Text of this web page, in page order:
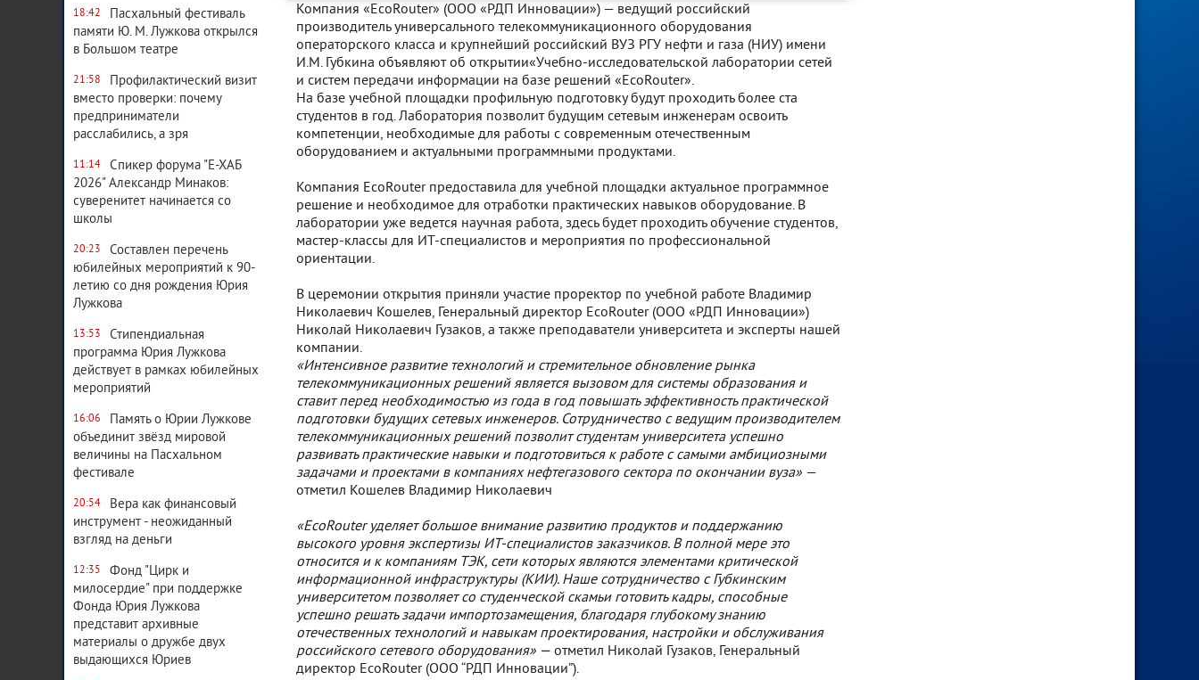
18:42
Пасхальный фестиваль
памяти Ю. М. Лужкова открылся
в Большом театре
21:58
Профилактический визит
вместо проверки: почему
предприниматели
расслабились, а зря
11:14
Спикер форума "Е-ХАБ
2026" Александр Минаков:
суверенитет начинается со
школы
20:23
Составлен перечень
юбилейных мероприятий к 90-
летию со дня рождения Юрия
Лужкова
13:53
Стипендиальная
программа Юрия Лужкова
действует в рамках юбилейных
мероприятий
16:06
Память о Юрии Лужкове
объединит звёзд мировой
величины на Пасхальном
фестивале
20:54
Вера как финансовый
инструмент - неожиданный
взгляд на деньги
12:35
Фонд "Цирк и
милосердие" при поддержке
Фонда Юрия Лужкова
представит архивные
материалы о дружбе двух
выдающихся Юриев
Компания «EcoRouter» (ООО «РДП Инновации») — ведущий российский
производитель универсального телекоммуникационного оборудования
операторского класса и крупнейший российский ВУЗ РГУ нефти и газа (НИУ) имени
И.М. Губкина объявляют об открытии«Учебно-исследовательской лаборатории сетей
и систем передачи информации на базе решений «EcoRouter».
На базе учебной площадки профильную подготовку будут проходить более ста
студентов в год. Лаборатория позволит будущим сетевым инженерам освоить
компетенции, необходимые для работы с современным отечественным
оборудованием и актуальными программными продуктами.
Компания EcoRouter предоставила для учебной площадки актуальное программное
решение и необходимое для отработки практических навыков оборудование. В
лаборатории уже ведется научная работа, здесь будет проходить обучение студентов,
мастер-классы для ИТ-специалистов и мероприятия по профессиональной
ориентации.
В церемонии открытия приняли участие проректор по учебной работе Владимир
Николаевич Кошелев, Генеральный директор EcoRouter (ООО «РДП Инновации»)
Николай Николаевич Гузаков, а также преподаватели университета и эксперты нашей
компании.
«Интенсивное развитие технологий и стремительное обновление рынка
телекоммуникационных решений является вызовом для системы образования и
ставит перед необходимостью из года в год повышать эффективность практической
подготовки будущих сетевых инженеров. Сотрудничество с ведущим производителем
телекоммуникационных решений позволит студентам университета успешно
развивать практические навыки и подготовиться к работе с самыми амбициозными
задачами и проектами в компаниях нефтегазового сектора по окончании вуза» —
отметил Кошелев Владимир Николаевич
«EcoRouter уделяет большое внимание развитию продуктов и поддержанию
высокого уровня экспертизы ИТ-специалистов заказчиков. В полной мере это
относится и к компаниям ТЭК, сети которых являются элементами критической
информационной инфраструктуры (КИИ). Наше сотрудничество с Губкинским
университетом позволяет со студенческой скамьи готовить кадры, способные
успешно решать задачи импортозамещения, благодаря глубокому знанию
отечественных технологий и навыкам проектирования, настройки и обслуживания
российского сетевого оборудования» — отметил Николай Гузаков, Генеральный
директор EcoRouter (ООО “РДП Инновации”).